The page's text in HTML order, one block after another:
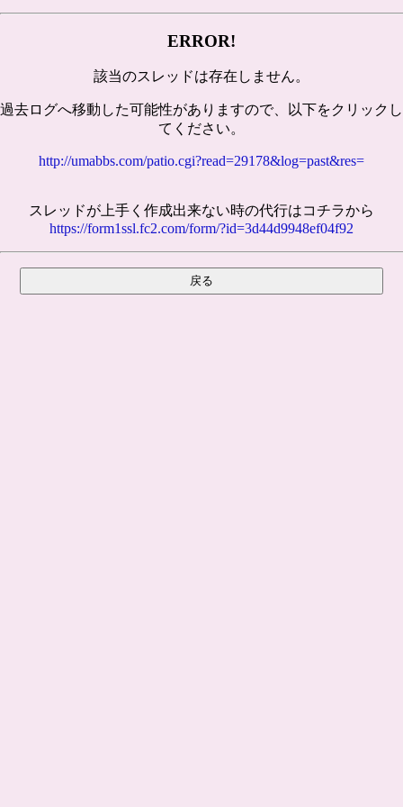
ERROR!
該当のスレッドは存在しません。
過去ログへ移動した可能性がありますので、以下をクリックし
てください。
http://umabbs.com/patio.cgi?read=29178&log=past&res=
スレッドが上手く作成出来ない時の代行はコチラから
https://form1ssl.fc2.com/form/?id=3d44d9948ef04f92